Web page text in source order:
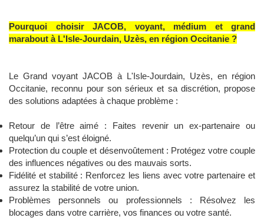
Pourquoi choisir JACOB, voyant, médium et grand
marabout à L'Isle-Jourdain, Uzès, en région Occitanie ?
Le Grand voyant JACOB à L'Isle-Jourdain, Uzès, en région
Occitanie, reconnu pour son sérieux et sa discrétion, propose
des solutions adaptées à chaque problème :
Retour de l’être aimé : Faites revenir un ex-partenaire ou
quelqu’un qui s’est éloigné.
Protection du couple et désenvoûtement : Protégez votre couple
des influences négatives ou des mauvais sorts.
Fidélité et stabilité : Renforcez les liens avec votre partenaire et
assurez la stabilité de votre union.
Problèmes personnels ou professionnels : Résolvez les
blocages dans votre carrière, vos finances ou votre santé.